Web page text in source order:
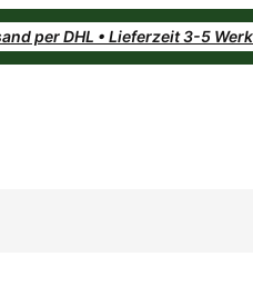
per DHL • Lieferzeit 3-5